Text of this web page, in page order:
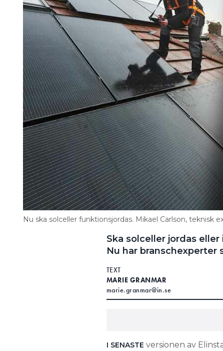
den ska.
När det gäller
50310 – Fastighetsnät för
LÄS OCKSÅ:
SKA MAN JORDA SOLCELLERNA?
GÄLLANDE FÄRGpå
gröngula ledare. Den
För funktionsjordledare går
funktionsutjämning finns
kan användas.
Nu ska solceller funktionsjordas. Mikael Carlson,
Ska solceller jordas
Nu har branschexperter
TEXT
MARIE GRANMAR
marie.granmar@in.se
I SENASTE versionen av